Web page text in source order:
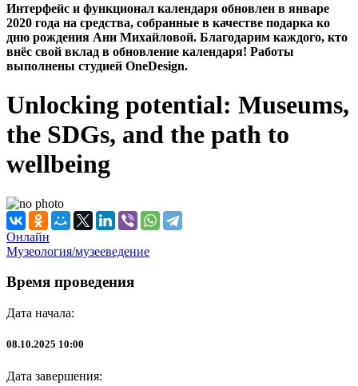
Интерфейс и функционал календаря обновлен в январе
2020 года на средства, собранные в качестве подарка ко
дню рождения Ани Михайловой. Благодарим каждого, кто
внёс свой вклад в обновление календаря! Работы
выполнены студией OneDesign.
Unlocking potential: Museums,
the SDGs, and the path to
wellbeing
Онлайн
Музеология/музееведение
Время проведения
Дата начала:
08.10.2025 10:00
Дата завершения: